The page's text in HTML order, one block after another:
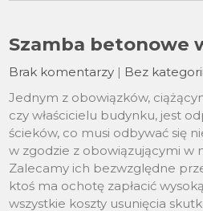
Szamba betonowe
Brak komentarzy | Bez kategorii
Jednym z obowiązków,
czy właścicielu budynku, jest
ścieków, co musi odbywać się
w zgodzie z obowiązującymi w
Zalecamy ich bezwzględne
ktoś ma ochotę zapłacić
wszystkie koszty usunięcia